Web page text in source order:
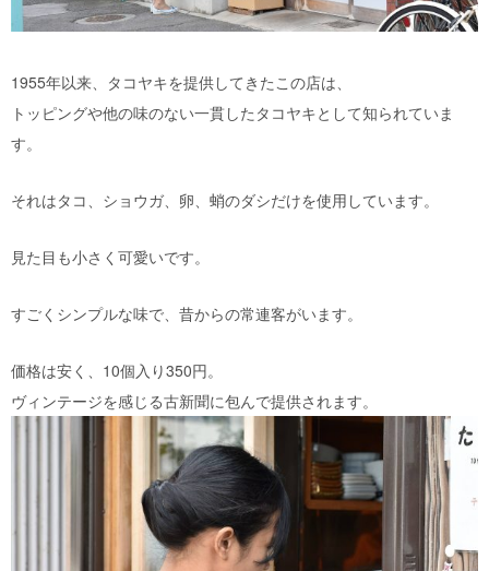
1955年以来、タコヤキを提供してきたこの店は、
トッピングや他の味のない一貫したタコヤキとして知られていま
す。
それはタコ、ショウガ、卵、蛸のダシだけを使用しています。
見た目も小さく可愛いです。
すごくシンプルな味で、昔からの常連客がいます。
価格は安く、10個入り350円。
ヴィンテージを感じる古新聞に包んで提供されます。